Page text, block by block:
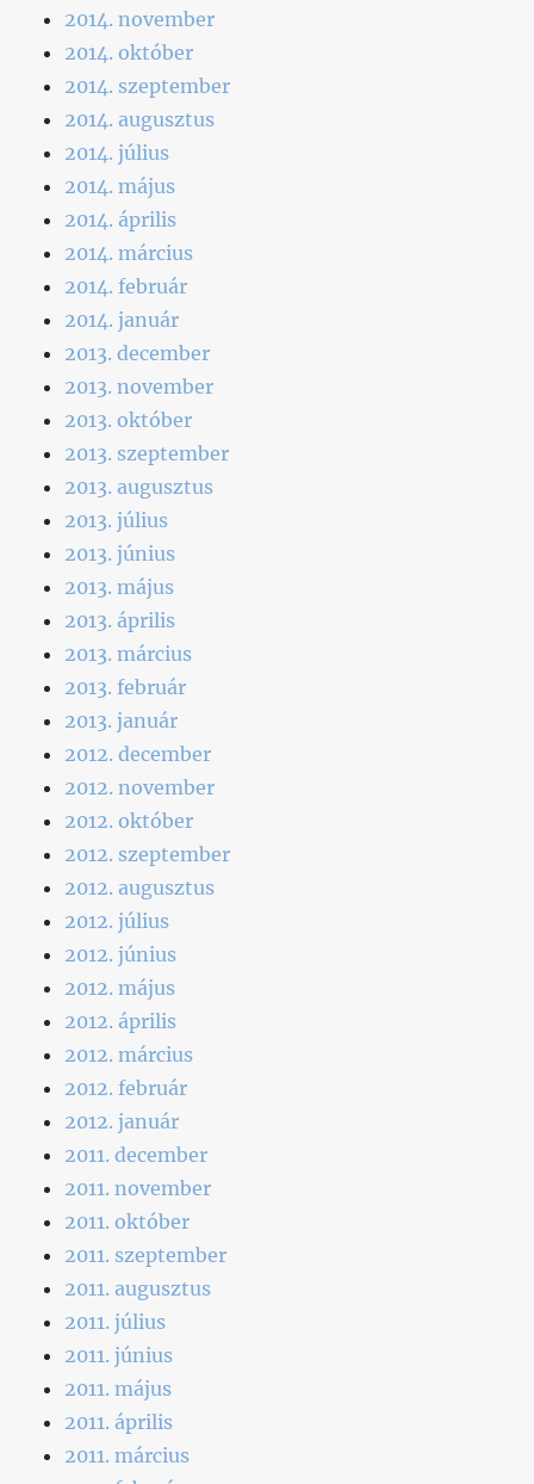
2014. november
2014. október
2014. szeptember
2014. augusztus
2014. július
2014. május
2014. április
2014. március
2014. február
2014. január
2013. december
2013. november
2013. október
2013. szeptember
2013. augusztus
2013. július
2013. június
2013. május
2013. április
2013. március
2013. február
2013. január
2012. december
2012. november
2012. október
2012. szeptember
2012. augusztus
2012. július
2012. június
2012. május
2012. április
2012. március
2012. február
2012. január
2011. december
2011. november
2011. október
2011. szeptember
2011. augusztus
2011. július
2011. június
2011. május
2011. április
2011. március